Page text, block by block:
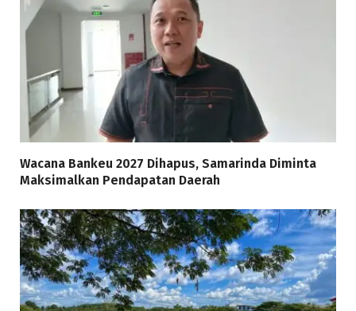
Wacana Bankeu 2027 Dihapus, Samarinda Diminta
Maksimalkan Pendapatan Daerah